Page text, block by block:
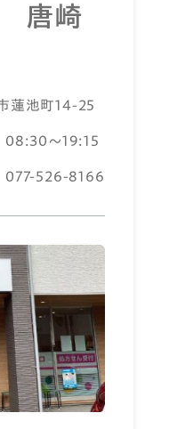
唐崎
蓮池町14-25
08:30～19:15
077-526-8166